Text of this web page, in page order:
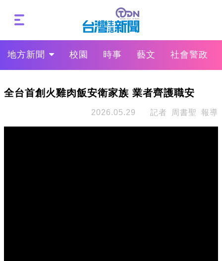
地方新聞 校園 時事 藝文 社會警政
全台首創火雞肉飯安衛家族 業者齊護職安
2026.05.29 記者 周書聖 報導